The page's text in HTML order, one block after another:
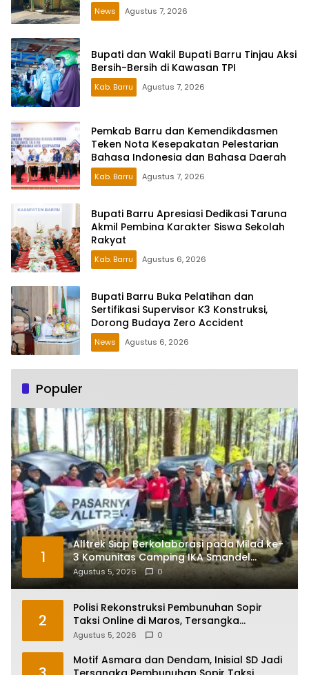
News Agustus 7, 2026
Bupati dan Wakil Bupati Barru Tinjau Aksi
Bersih-Bersih di Kawasan TPI
Kab. Barru Agustus 7, 2026
Pemkab Barru dan Kemendikdasmen
Teken Nota Kesepakatan Pelestarian
Bahasa Indonesia dan Bahasa Daerah
Kab. Barru Agustus 7, 2026
Bupati Barru Apresiasi Dedikasi Taruna
Akmil Pembina Karakter Siswa Sekolah
Rakyat
Kab. Barru Agustus 6, 2026
Bupati Barru Buka Pelatihan dan
Sertifikasi Supervisor K3 Konstruksi,
Dorong Budaya Zero Accident
News Agustus 6, 2026
Populer
1
Alltrek Siap Berkolaborasi pada Milad ke-
3 Komunitas Camping IKA Smandel
Makassar di Malino
Agustus 5, 2026 0
2
Polisi Rekonstruksi Pembunuhan Sopir
Taksi Online di Maros, Tersangka
Peragakan 24 Adegan
Agustus 5, 2026 0
Motif Asmara dan Dendam, Inisial SD Jadi